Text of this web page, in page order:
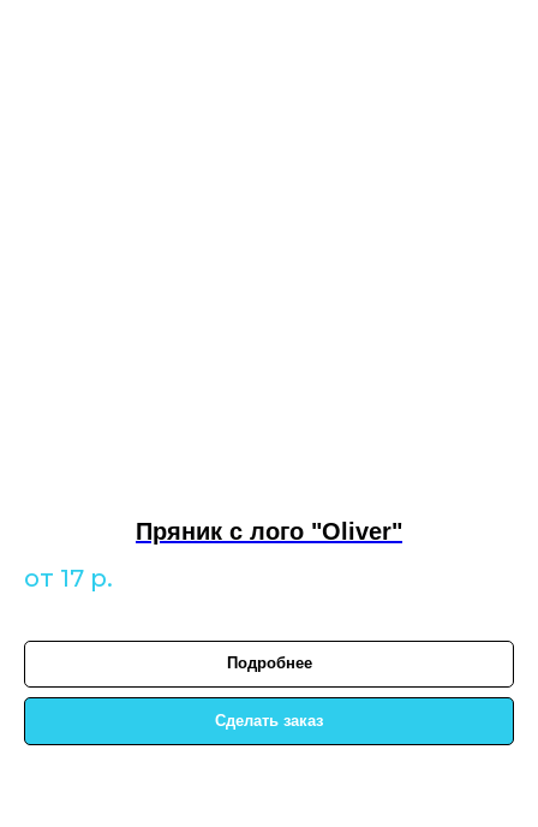
Пряник с лого "Oliver"
от 17 р.
Подробнее
Сделать заказ